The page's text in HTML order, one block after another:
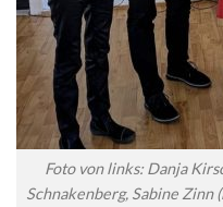
Foto von links: Danja
Schnakenberg, Sabine